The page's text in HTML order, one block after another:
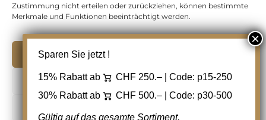
Zustimmung nicht erteilen oder zurückziehen, können bestimmte
Merkmale und Funktionen beeinträchtigt werden.
Ablehnen
Zensurbelege Schweiz
Copyright 2012 - 2024 URAY GmbH | All Rights
Reserved |
PCI Data Security Standards |
Sparen Sie jetzt !
15% Rabatt ab CHF 250.– | Code: p15-250
30% Rabatt ab
CHF 500.– | Code: p30-500
Gültig auf das gesamte Sortiment,